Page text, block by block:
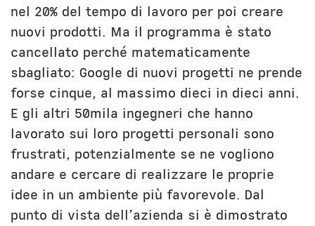
nel 20% del tempo di lavoro per poi creare
nuovi prodotti. Ma il programma è stato
cancellato perché matematicamente
sbagliato: Google di nuovi progetti ne prende
forse cinque, al massimo dieci in dieci anni.
E gli altri 50mila ingegneri che hanno
lavorato sui loro progetti personali sono
frustrati, potenzialmente se ne vogliono
andare e cercare di realizzare le proprie
idee in un ambiente più favorevole. Dal
punto di vista dell’azienda si è dimostrato